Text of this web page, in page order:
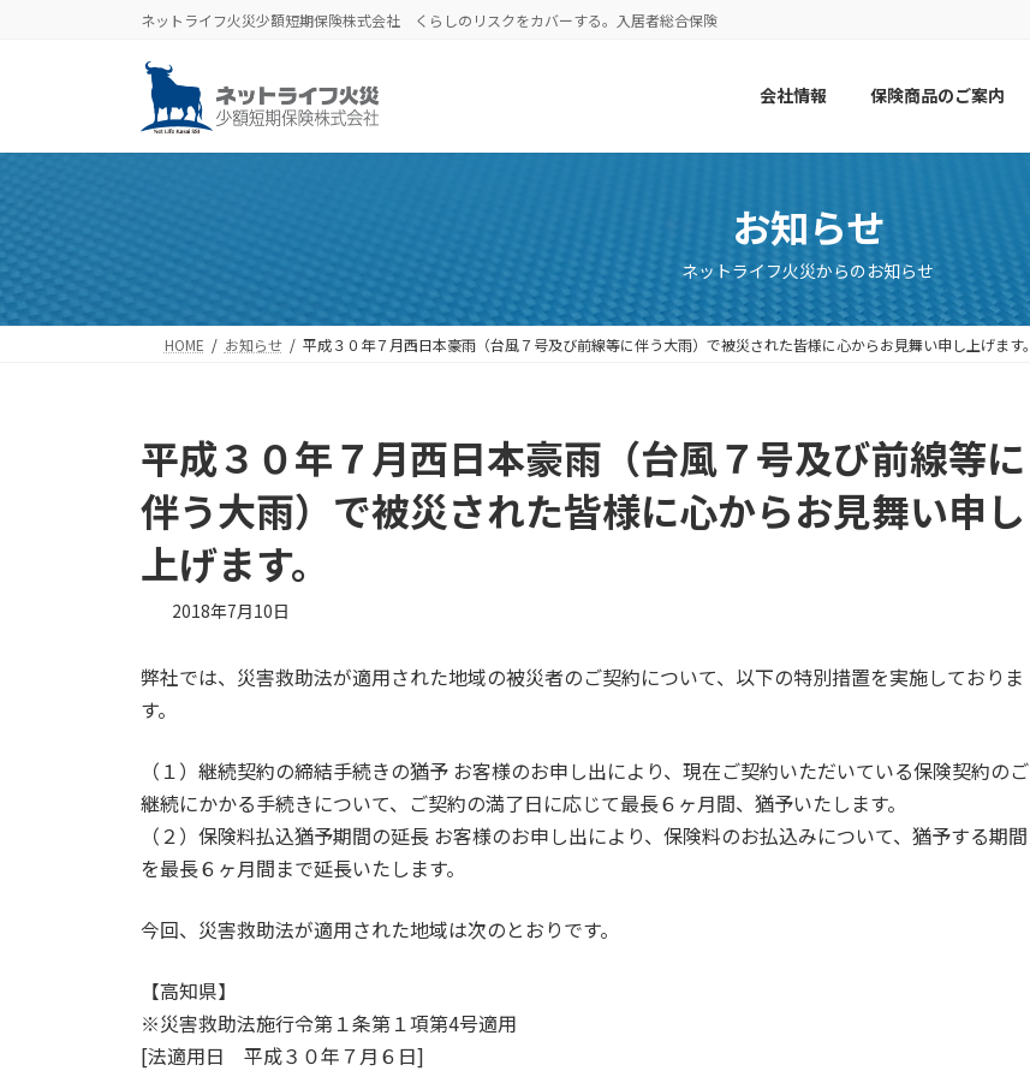
へ
キ
ッ
プ
ョ
に
移
動
ネットライフ火災少額短期保険株式会社 くらしのリスクをカバーする。入居者総合保険
会社情報 保険商品のご案内
お知らせ
ネットライフ火災からのお知らせ
HOME お知らせ 平成３０年７月西日本豪雨（台風７号及び前線等に伴う大雨）で被災された皆様に心からお見舞い申し上げます。
平成３０年７月西日本豪雨（台風７号及び前線等に
伴う大雨）で被災された皆様に心からお見舞い申し
上げます。
2018年7月10日
弊社では、災害救助法が適用された地域の被災者のご契約について、以下の特別措置を実施しておりま
す。
（１）継続契約の締結手続きの猶予 お客様のお申し出により、現在ご契約いただいている保険契約のご
継続にかかる手続きについて、ご契約の満了日に応じて最長６ヶ月間、猶予いたします。
（２）保険料払込猶予期間の延長 お客様のお申し出により、保険料のお払込みについて、猶予する期間
を最長６ヶ月間まで延長いたします。
今回、災害救助法が適用された地域は次のとおりです。
【高知県】
※災害救助法施行令第１条第１項第4号適用
[法適用日 平成３０年７月６日]